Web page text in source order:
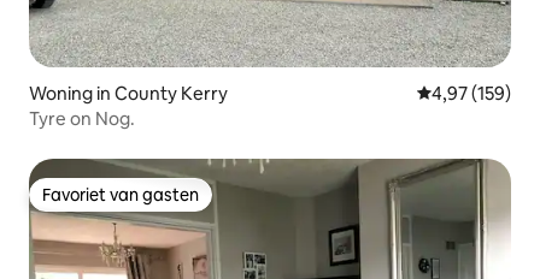
Woning in County Kerry Gemiddelde
4,97 (159)
Tyre on Nog.
Favoriet van gasten
Favoriet van gasten